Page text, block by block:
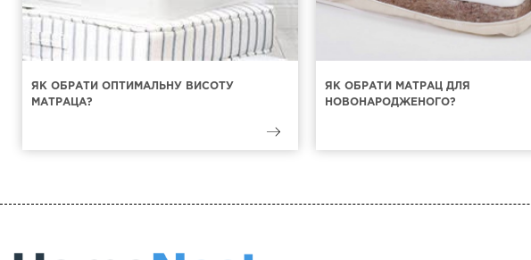
ЯК ОБРАТИ ОПТИМАЛЬНУ ВИСОТУ
МАТРАЦА?
ЯК ОБРАТИ МАТРАЦ ДЛЯ
НОВОНАРОДЖЕНОГО?